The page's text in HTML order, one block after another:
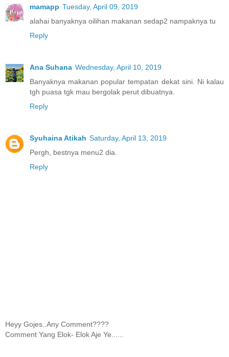
mamapp Tuesday, April 09, 2019
alahai banyaknya oilihan makanan sedap2 nampaknya tu
Reply
Ana Suhana Wednesday, April 10, 2019
Banyaknya makanan popular tempatan dekat sini. Ni kalau
tgh puasa tgk mau bergolak perut dibuatnya.
Reply
Syuhaina Atikah Saturday, April 13, 2019
Pergh, bestnya menu2 dia.
Reply
Heyy Gojes..Any Comment????
Comment Yang Elok- Elok Aje Ye......